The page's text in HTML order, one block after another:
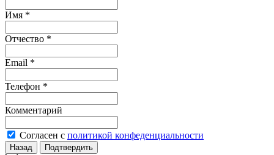
Имя *
Отчество *
Email *
Телефон *
Комментарий
Согласен с политикой конфеденциальности
Назад Подтвердить